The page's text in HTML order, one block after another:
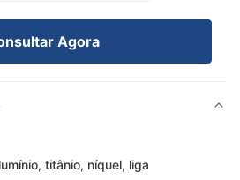
Agora
titânio, níquel, liga